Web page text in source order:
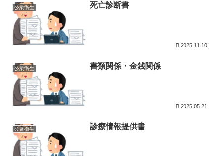
公衆衛生 死亡診断書
2025.11.10
公衆衛生 書類関係・金銭関係
2025.05.21
公衆衛生 診療情報提供書